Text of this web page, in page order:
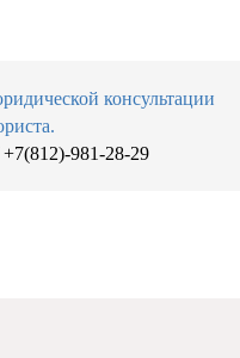
консультации
981-28-29